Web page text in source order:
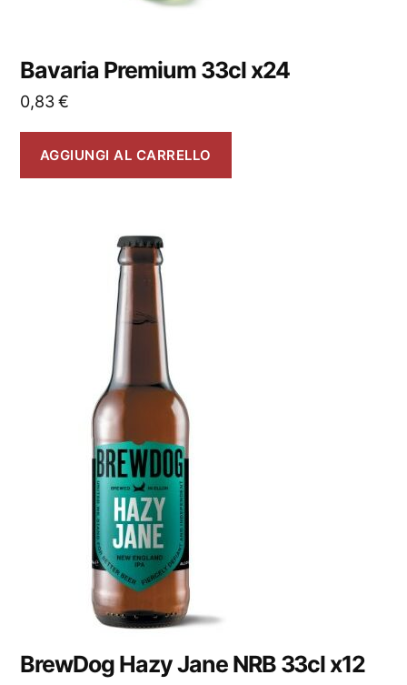
Bavaria Premium 33cl x24
0,83€
AGGIUNGI AL CARRELLO
BrewDog Hazy Jane NRB 33cl x12